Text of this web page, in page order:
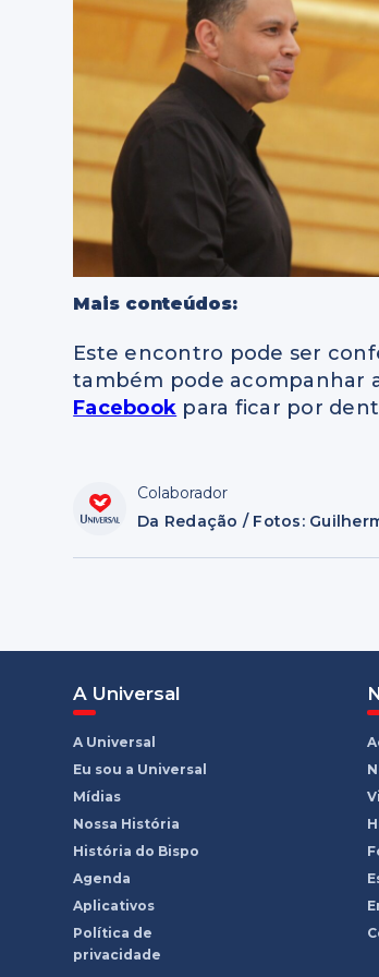
Mais conteúdos:
Este encontro pode ser
também pode acompanhar
Facebook para ficar por
Colaborador
Da Redação / Fotos:
A Universal
A Universal
Eu sou a Universal
Mídias
Nossa História
História do Bispo
Agenda
Aplicativos
Política de
privacidade